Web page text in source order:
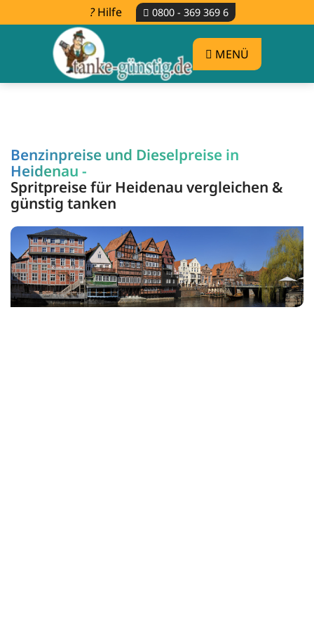
Hilfe 0800 - 369 369 6
MENÜ
Benzinpreise und Dieselpreise in
Heidenau -
Spritpreise für Heidenau vergleichen &
günstig tanken